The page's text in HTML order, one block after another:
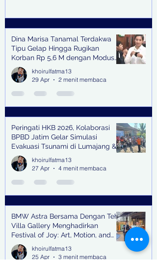
Dina Marisa Tanamal Terdakwa
Tipu Gelap Hingga Rugikan
Korban Rp 5,6 M dengan Modus
Kerja Sama Impor Bodong
khoirulfatma13
29 Apr
2 menit membaca
Peringati HKB 2026, Kolaborasi
BPBD Jatim Gelar Simulasi
Evakuasi Tsunami di Lumajang &
Trenggalek
khoirulfatma13
27 Apr
4 menit membaca
BMW Astra Bersama Dengan Teh
Villa Gallery Menghadirkan
Festival of Joy: Art, Motion, and
Scent
khoirulfatma13
25 Apr
3 menit membaca